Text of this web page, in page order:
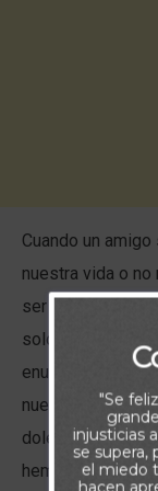
Cuando un
nuestra vida o
ser devastador.
solos. Puede
enumerar sus
nuestra mente
doler es lo
hemos hecho
"Se
injusticias
se supera,
el miedo